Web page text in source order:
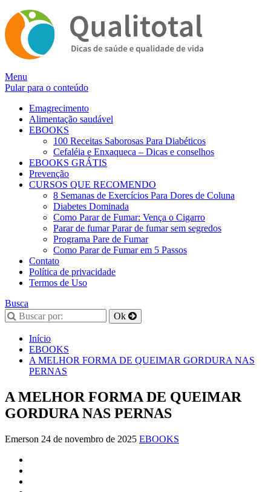
Alternar
navegação
Menu
Pular para o conteúdo
Emagrecimento
Alimentação saudável
EBOOKS
100 Receitas Saborosas Para Diabéticos
Cefaléia e Enxaqueca – Dicas e conselhos
EBOOKS GRÁTIS
Prevenção
CURSOS QUE RECOMENDO
8 Semanas de Exercícios Para Dores de Coluna
Diabetes Dominada
Como Parar de Fumar: Vença o Cigarro
Parar de fumar Parar de fumar sem segredos
Programa Pare de Fumar
Como Parar de Fumar em 5 Passos
Contato
Política de privacidade
Termos de Uso
Busca
Início
EBOOKS
A MELHOR FORMA DE QUEIMAR GORDURA NAS
PERNAS
A MELHOR FORMA DE QUEIMAR
GORDURA NAS PERNAS
Emerson 24 de novembro de 2025 EBOOKS